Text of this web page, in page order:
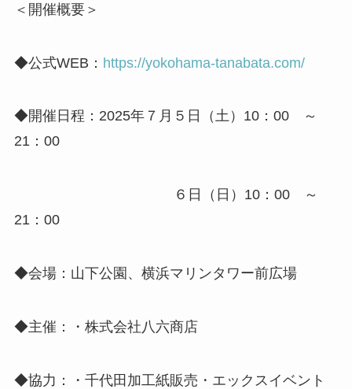
＜開催概要＞
◆公式WEB： https://yokohama-tanabata.com/
◆開催日程：2025年７月５日（土）10：00 ～
21：00
６日（日）10：00 ～
21：00
◆会場：山下公園、横浜マリンタワー前広場
◆主催：・株式会社八六商店
◆協力：・千代田加工紙販売・エックスイベント